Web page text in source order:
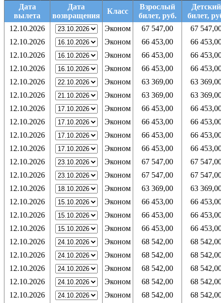
Дата
вылета
Дата
возвращения
Класс
Взрослый
билет, руб.
Детский
билет,
12.10.2026
Эконом 67 547,00
67
12.10.2026
Эконом 66 453,00
66
12.10.2026
Эконом 66 453,00
66
12.10.2026
Эконом 66 453,00
66
12.10.2026
Эконом 63 369,00
63
12.10.2026
Эконом 63 369,00
63
12.10.2026
Эконом 66 453,00
66
12.10.2026
Эконом 66 453,00
66
12.10.2026
Эконом 66 453,00
66
12.10.2026
Эконом 66 453,00
66
12.10.2026
Эконом 67 547,00
67
12.10.2026
Эконом 67 547,00
67
12.10.2026
Эконом 63 369,00
63
12.10.2026
Эконом 66 453,00
66
12.10.2026
Эконом 66 453,00
66
12.10.2026
Эконом 66 453,00
66
12.10.2026
Эконом 68 542,00
68
12.10.2026
Эконом 68 542,00
68
12.10.2026
Эконом 68 542,00
68
12.10.2026
Эконом 68 542,00
68
12.10.2026
Эконом 68 542,00
68